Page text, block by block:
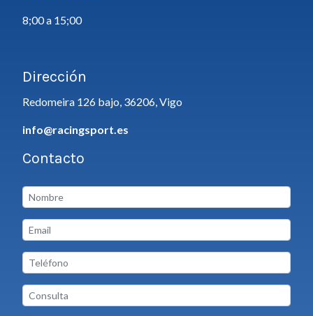
8;00 a 15;00
Dirección
Redomeira 126 bajo, 36206, Vigo
info@racingsport.es
Contacto